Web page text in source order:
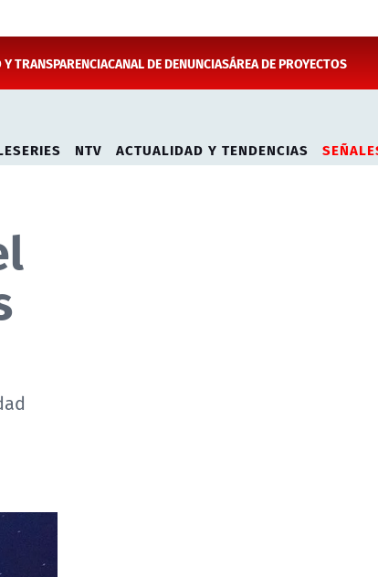
TRANSPARENCIACANAL DE DENUNCIASÁREA DE PROYECTOS
NTV ACTUALIDAD Y TENDENCIAS